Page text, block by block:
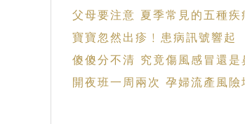
父母要注意 夏季常見的五種疾
寶寶忽然出疹﹗患病訊號響起
傻傻分不清 究竟傷風感冒還是
開夜班一周兩次 孕婦流產風險